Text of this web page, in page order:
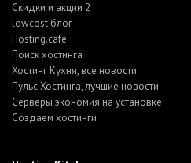
Скидки и акции 2
lowcost блог
Hosting.cafe
Поиск хостинга
Хостинг Кухня, все новости
Пульс Хостинга, лучшие новости
Серверы экономия на установке
Создаем хостинги